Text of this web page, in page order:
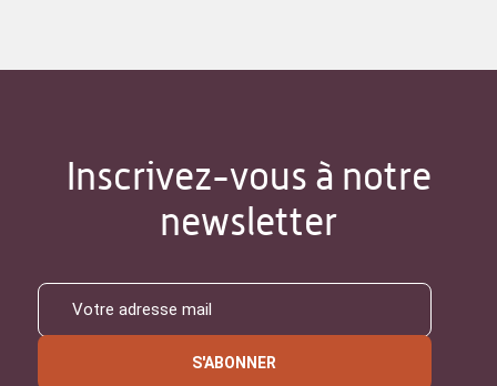
Inscrivez-vous à notre
newsletter
S'ABONNER